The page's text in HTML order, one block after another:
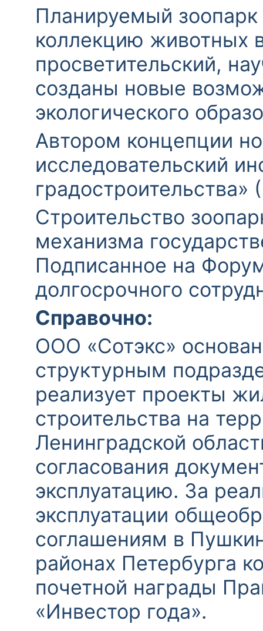
Планируемый зоопарк
коллекцию животных
просветительский,
созданы новые
экологического
Автором концепции
исследовательский
Строительство
механизма
Подписанное на
долгосрочного
Справочно:
ООО «Сотэкс»
структурным
реализует проекты
строительства на
Ленинградской
согласования
эксплуатацию. За
эксплуатации
соглашениям в
районах Петербурга
почетной награды
«Инвестор года».